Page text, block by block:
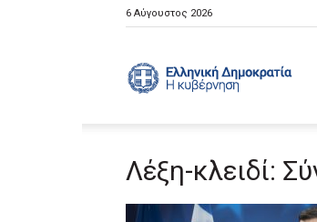
6 Αύγουστος 2026
Λέξη-κλειδί: